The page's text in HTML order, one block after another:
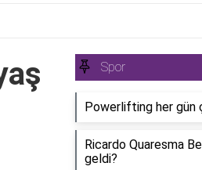
Spor
Powerlifting her gün
Ricardo Quaresma
geldi?